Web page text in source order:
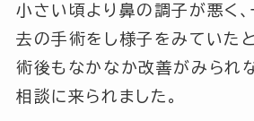
小さい頃より鼻の調子が悪く
去の手術をし様子をみていたと
術後もなかなか改善がみられ
相談に来られました。